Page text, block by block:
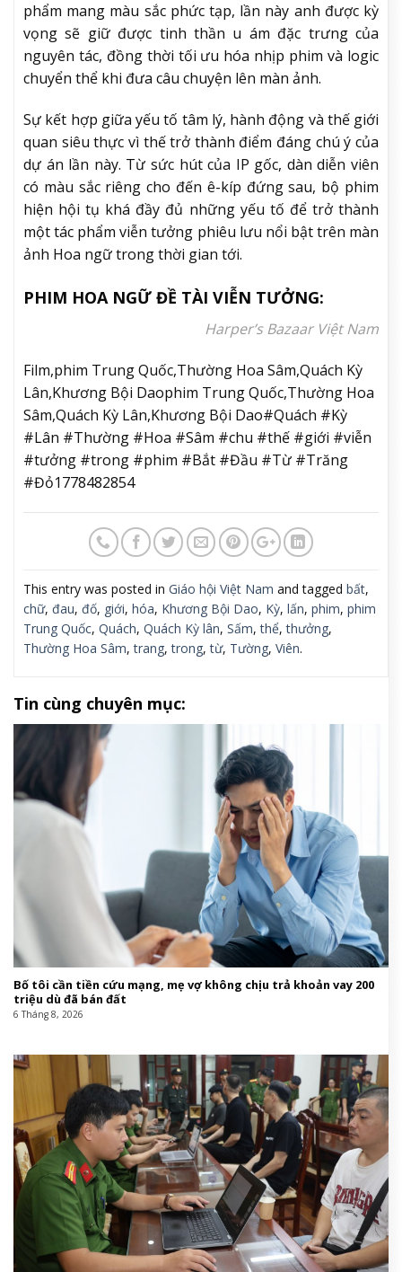
phẩm mang màu sắc phức tạp, lần này anh được kỳ
vọng sẽ giữ được tinh thần u ám đặc trưng của
nguyên tác, đồng thời tối ưu hóa nhịp phim và logic
chuyển thể khi đưa câu chuyện lên màn ảnh.
Sự kết hợp giữa yếu tố tâm lý, hành động và thế giới
quan siêu thực vì thế trở thành điểm đáng chú ý của
dự án lần này. Từ sức hút của IP gốc, dàn diễn viên
có màu sắc riêng cho đến ê-kíp đứng sau, bộ phim
hiện hội tụ khá đầy đủ những yếu tố để trở thành
một tác phẩm viễn tưởng phiêu lưu nổi bật trên màn
ảnh Hoa ngữ trong thời gian tới.
PHIM HOA NGỮ ĐỀ TÀI VIỄN TƯỞNG:
Harper’s Bazaar Việt Nam
Film,phim Trung Quốc,Thường Hoa Sâm,Quách Kỳ
Lân,Khương Bội Daophim Trung Quốc,Thường Hoa
Sâm,Quách Kỳ Lân,Khương Bội Dao#Quách #Kỳ
#Lân #Thường #Hoa #Sâm #chu #thế #giới #viễn
#tưởng #trong #phim #Bắt #Đầu #Từ #Trăng
#Đỏ1778482854
This entry was posted in Giáo hội Việt Nam and tagged bất,
chữ, đau, đố, giới, hóa, Khương Bội Dao, Kỳ, lấn, phim, phim
Trung Quốc, Quách, Quách Kỳ lân, Sấm,thể,thưởng,
Thường Hoa Sâm,trang,trong,từ, Tường, Viên.
Tin cùng chuyên mục:
Bố tôi cần tiền cứu mạng, mẹ vợ không chịu trả khoản vay 200
triệu dù đã bán đất
6 Tháng 8, 2026